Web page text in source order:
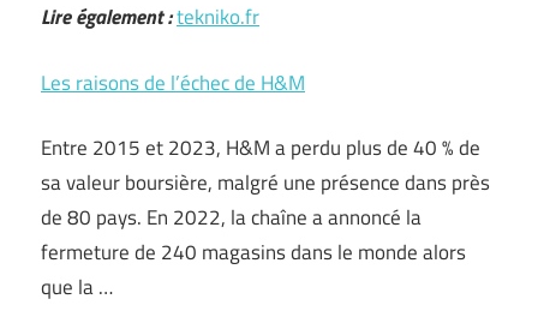
Lire également :tekniko.fr
Les raisons de l’échec de H&M
Entre 2015 et 2023, H&M a perdu plus de 40 % de
sa valeur boursière, malgré une présence dans près
de 80 pays. En 2022, la chaîne a annoncé la
fermeture de 240 magasins dans le monde alors
que la …